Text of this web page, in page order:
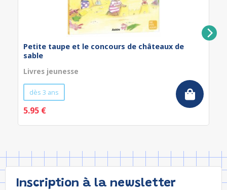
Petite taupe et le concours de châteaux de
sable
Livres jeunesse
dès 3 ans
5.95 €
Inscription à la newsletter